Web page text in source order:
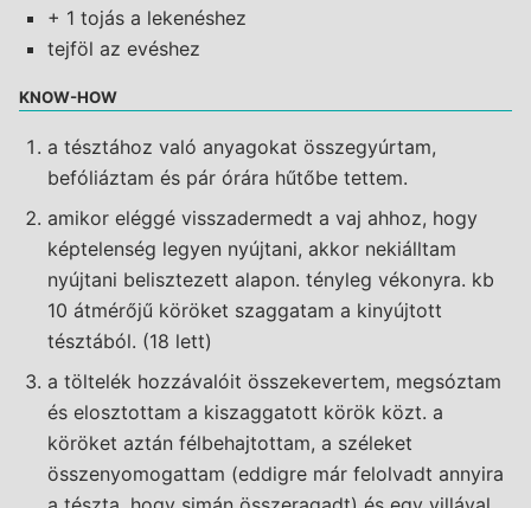
+ 1 tojás a lekenéshez
tejföl az evéshez
KNOW-HOW
a tésztához való anyagokat összegyúrtam,
befóliáztam és pár órára hűtőbe tettem.
amikor eléggé visszadermedt a vaj ahhoz, hogy
képtelenség legyen nyújtani, akkor nekiálltam
nyújtani belisztezett alapon. tényleg vékonyra. kb
10 átmérőjű köröket szaggatam a kinyújtott
tésztából. (18 lett)
a töltelék hozzávalóit összekevertem, megsóztam
és elosztottam a kiszaggatott körök közt. a
köröket aztán félbehajtottam, a széleket
összenyomogattam (eddigre már felolvadt annyira